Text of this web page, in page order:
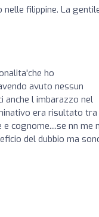
filippine. La
ho
avuto nessun
anche l imbarazzo nel
era risultato
cognome....se nn me
del dubbio ma